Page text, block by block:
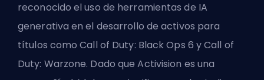
reconocido el uso de herramientas de IA
generativa en el desarrollo de activos para
títulos como Call of Duty: Black Ops 6 y Call of
Duty: Warzone. Dado que Activision es una